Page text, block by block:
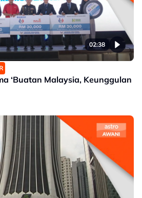
02:38
‘Buatan Malaysia, Keunggulan